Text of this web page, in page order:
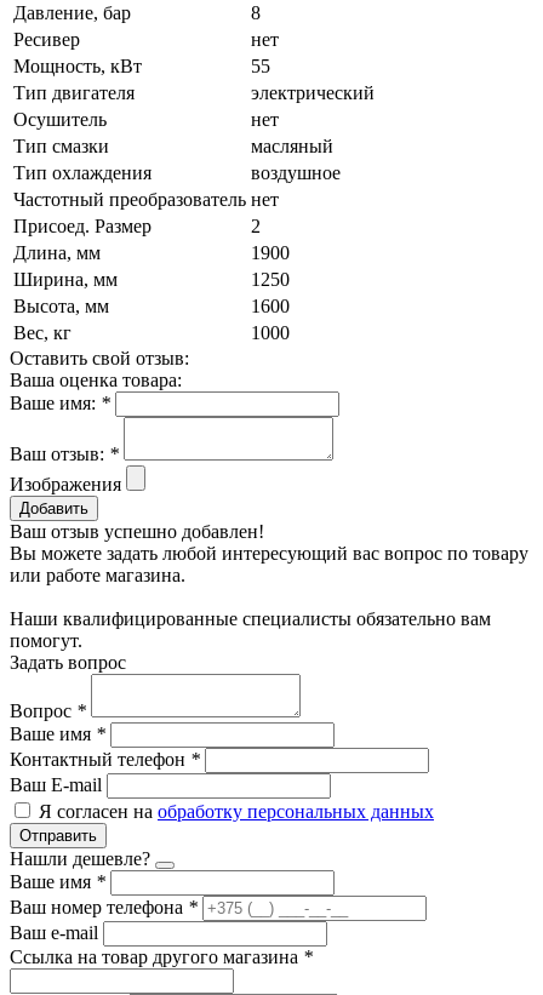
Давление, бар
8
Ресивер
нет
Мощность, кВт
55
Тип двигателя
электрический
Осушитель
нет
Тип смазки
масляный
Тип охлаждения
воздушное
Частотный преобразователь нет
Присоед. Размер
2
Длина, мм
1900
Ширина, мм
1250
Высота, мм
1600
Вес, кг
1000
Оставить свой отзыв:
Ваша оценка товара:
Ваше имя: *
Ваш отзыв: *
Изображения
Добавить
Ваш отзыв успешно добавлен!
Вы можете задать любой интересующий вас вопрос по товару
или работе магазина.
Наши квалифицированные специалисты обязательно вам
помогут.
Задать вопрос
Вопрос *
Ваше имя *
Контактный телефон *
Ваш E-mail
Я согласен на обработку персональных данных
Отправить
Нашли дешевле?
Ваше имя *
Ваш номер телефона *
Ваш e-mail
Ссылка на товар другого магазина *